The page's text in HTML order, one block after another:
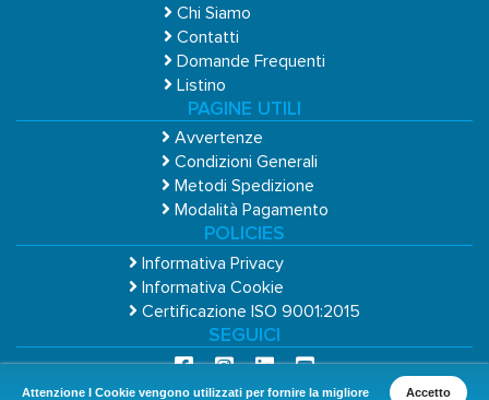
Attenzione I Cookie vengono utilizzati per fornire la migliore Accetto
Chi Siamo
Contatti
Domande Frequenti
Listino
PAGINE UTILI
Avvertenze
Condizioni Generali
Metodi Spedizione
Modalità Pagamento
POLICIES
Informativa Privacy
Informativa Cookie
Certificazione ISO 9001:2015
SEGUICI